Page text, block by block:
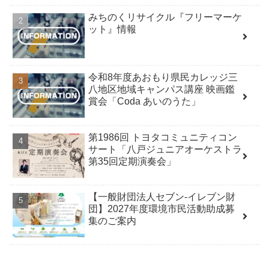
みちのくリサイクル『フリーマーケ
ット』情報
令和8年度あおもり県民カレッジ三
八地区地域キャンパス講座 映画鑑
賞会「Coda あいのうた」
第1986回 トヨタコミュニティコン
サート「八戸ジュニアオーケストラ
第35回定期演奏会」
【一般財団法人セブン-イレブン財
団】2027年度環境市民活動助成募
集のご案内